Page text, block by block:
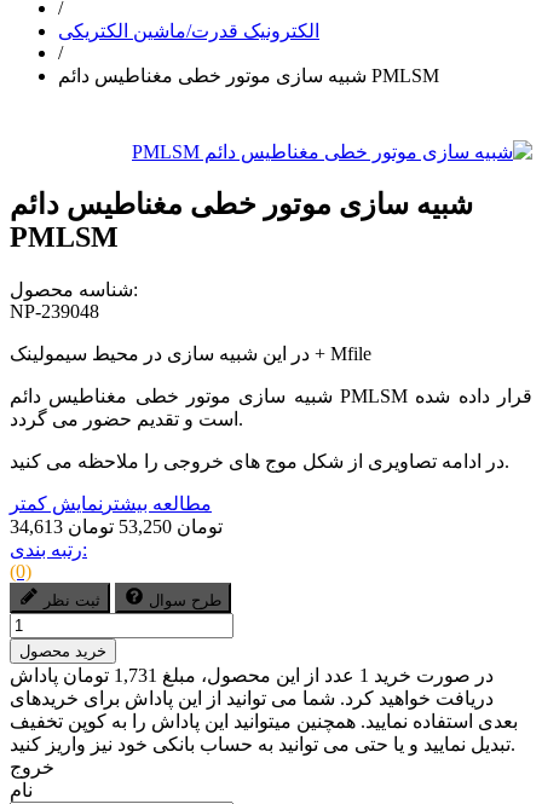
/
الکترونیک قدرت/ماشین الکتریکی
/
شبیه سازی موتور خطی مغناطیس دائم PMLSM
شبیه سازی موتور خطی مغناطیس دائم
PMLSM
شناسه محصول:
NP-239048
در این شبیه سازی در محیط سیمولینک + Mfile
شبیه سازی موتور خطی مغناطیس دائم PMLSM قرار داده شده
است و تقدیم حضور می گردد.
در ادامه تصاویری از شکل موج های خروجی را ملاحظه می کنید.
مطالعه بیشتر نمایش کمتر
34,613 تومان 53,250 تومان
رتبه بندی:
(0)
ثبت نظر طرح سوال
خرید محصول
در صورت خرید 1 عدد از این محصول، مبلغ 1,731 تومان پاداش
دریافت خواهید کرد. شما می توانید از این پاداش برای خریدهای
بعدی استفاده نمایید. همچنین میتوانید این پاداش را به کوپن تخفیف
تبدیل نمایید و یا حتی می توانید به حساب بانکی خود نیز واریز کنید.
خروج
نام